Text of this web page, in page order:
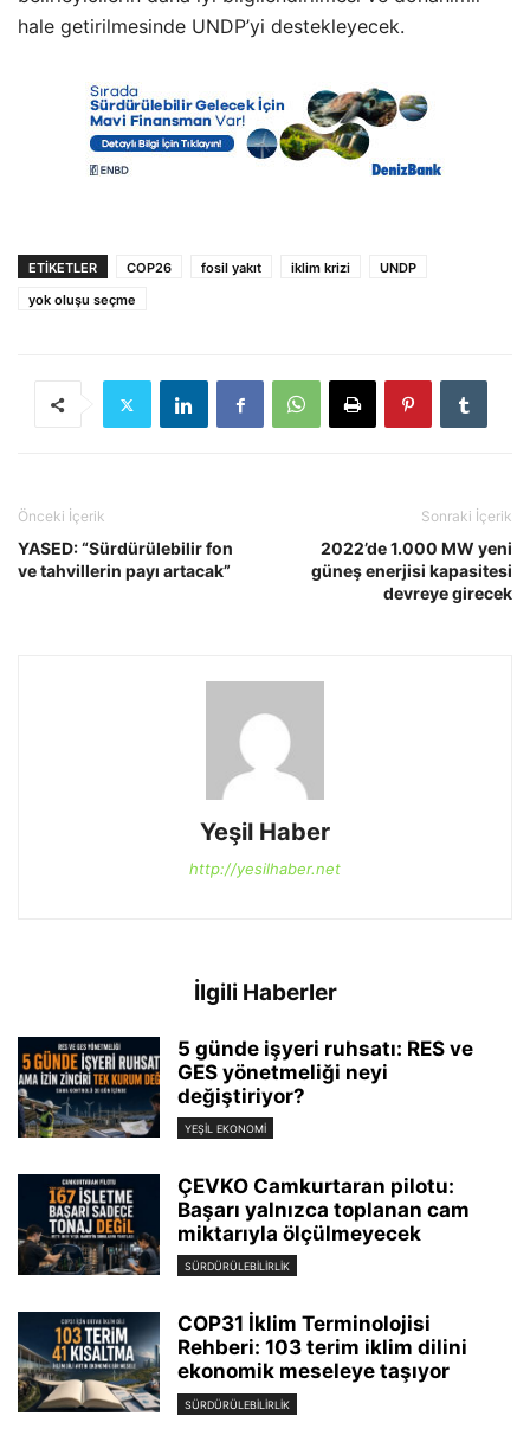
hale getirilmesinde UNDP’yi destekleyecek.
ETIKETLER COP26 fosil yakıt iklim krizi
UNDP
yok oluşu seçme
Önceki İçerik
YASED: “Sürdürülebilir fon
ve tahvillerin payı artacak”
Sonraki İçerik
2022’de 1.000 MW yeni
güneş enerjisi kapasitesi
devreye girecek
Yeşil Haber
http://yesilhaber.net
İlgili Haberler
5 günde işyeri ruhsatı: RES ve
GES yönetmeliği neyi
değiştiriyor?
YEŞIL EKONOMI
ÇEVKO Camkurtaran pilotu:
Başarı yalnızca toplanan cam
miktarıyla ölçülmeyecek
SÜRDÜRÜLEBILIRLIK
COP31 İklim Terminolojisi
Rehberi: 103 terim iklim dilini
ekonomik meseleye taşıyor
SÜRDÜRÜLEBILIRLIK